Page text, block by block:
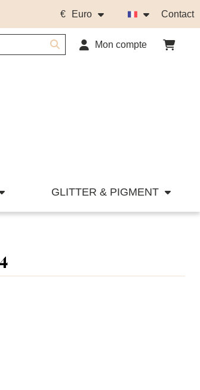
€ Euro Contact
Mon compte
GLITTER & PIGMENT